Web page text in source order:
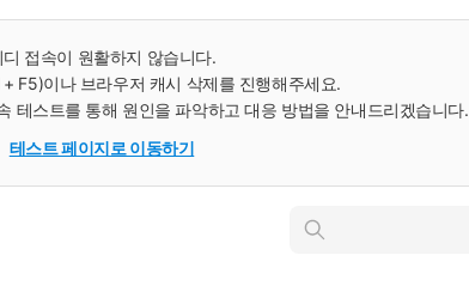
디 접속이 원활하지 않습니다.
F5)이나 브라우저 캐시 삭제를 진행해주세요.
테스트를 통해 원인을 파악하고 대응 방법을 안내드리겠습니다.
테스트 페이지로 이동하기
인